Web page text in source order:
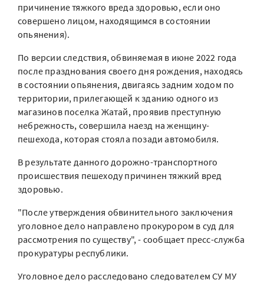
причинение тяжкого вреда здоровью, если оно
совершено лицом, находящимся в состоянии
опьянения).
По версии следствия, обвиняемая в июне 2022 года
после празднования своего дня рождения, находясь
в состоянии опьянения, двигаясь задним ходом по
территории, прилегающей к зданию одного из
магазинов поселка Жатай, проявив преступную
небрежность, совершила наезд на женщину-
пешехода, которая стояла позади автомобиля.
В результате данного дорожно-транспортного
происшествия пешеходу причинен тяжкий вред
здоровью.
"После утверждения обвинительного заключения
уголовное дело направлено прокурором в суд для
рассмотрения по существу", - сообщает пресс-служба
прокуратуры республики.
Уголовное дело расследовано следователем СУ МУ